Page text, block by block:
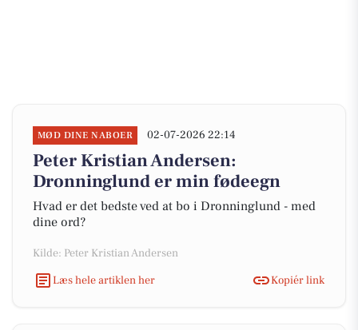
MØD DINE NABOER 02-07-2026 22:14
Peter Kristian Andersen:
Dronninglund er min fødeegn
Hvad er det bedste ved at bo i Dronninglund - med
dine ord?
Kilde: Peter Kristian Andersen
Læs hele artiklen her
Kopiér link